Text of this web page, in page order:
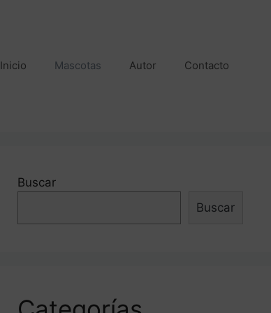
Inicio Mascotas Autor Contacto
Buscar
Buscar